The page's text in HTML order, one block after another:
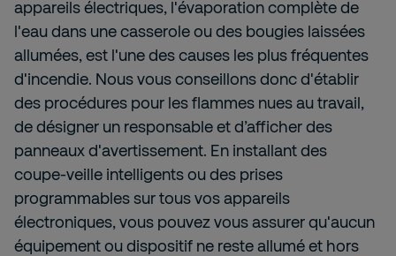
appareils électriques, l'évaporation complète de
l'eau dans une casserole ou des bougies laissées
allumées, est l'une des causes les plus fréquentes
d'incendie. Nous vous conseillons donc d'établir
des procédures pour les flammes nues au travail,
de désigner un responsable et d’afficher des
panneaux d'avertissement. En installant des
coupe-veille intelligents ou des prises
programmables sur tous vos appareils
électroniques, vous pouvez vous assurer qu'aucun
équipement ou dispositif ne reste allumé et hors